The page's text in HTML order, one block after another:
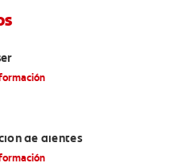
de dientes